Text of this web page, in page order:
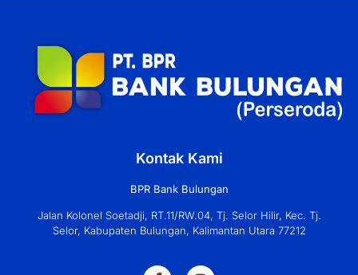
Kontak Kami
BPR Bank Bulungan
Jalan Kolonel Soetadji, RT.11/RW.04, Tj. Selor Hilir, Kec. Tj.
Selor, Kabupaten Bulungan, Kalimantan Utara 77212